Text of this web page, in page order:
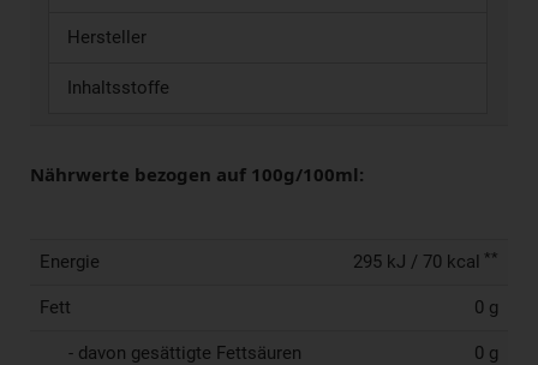
Hersteller
Inhaltsstoffe
Nährwerte bezogen auf 100g/100ml:
Energie 295 kJ / 70 kcal **
Fett 0 g
- davon gesättigte Fettsäuren 0 g